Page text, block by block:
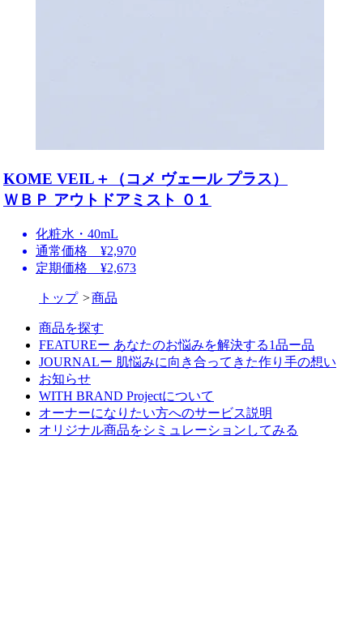
KOME VEIL＋（コメ ヴェール プラス）
ＷＢＰ アウトドアミスト ０１
化粧水・40mL
通常価格 ¥2,970
定期価格 ¥2,673
トップ 商品
商品を探す
FEATUREー あなたのお悩みを解決する1品ー品
JOURNALー 肌悩みに向き合ってきた作り手の想い
お知らせ
WITH BRAND Projectについて
オーナーになりたい方へのサービス説明
オリジナル商品をシミュレーションしてみる